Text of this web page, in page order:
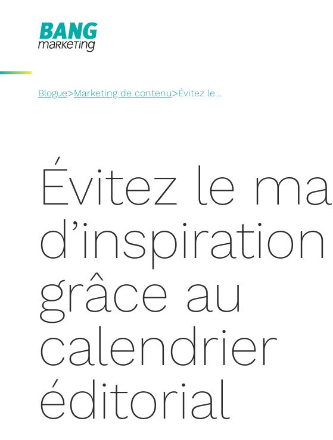
Blogue>Marketing de contenu>Évitez le...
Évitez le
d’inspiration
grâce au
calendrier
éditorial